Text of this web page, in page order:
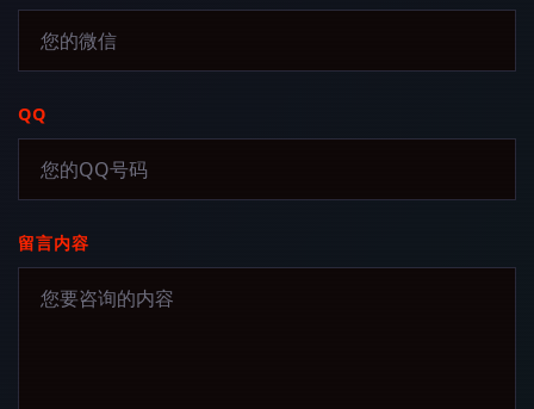
QQ
留言内容